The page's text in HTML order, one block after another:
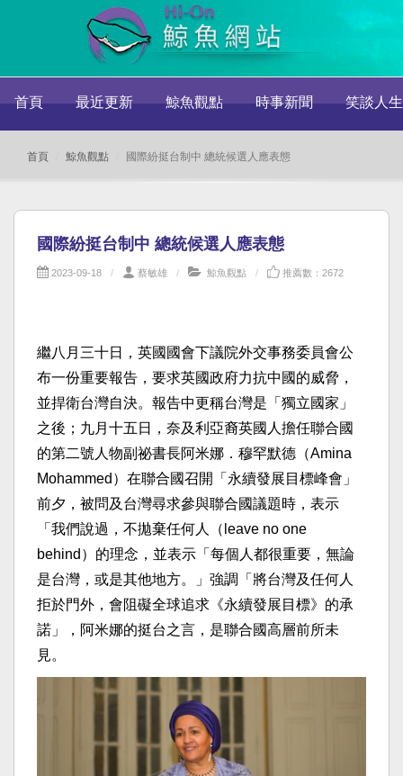
首頁 最近更新 鯨魚觀點 時事新聞 笑談人生
首頁 鯨魚觀點 國際紛挺台制中 總統候選人應表態
國際紛挺台制中 總統候選人應表態
2023-09-18 蔡敏雄 鯨魚觀點 推薦數：2672
繼八月三十日，英國國會下議院外交事務委員會公
布一份重要報告，要求英國政府力抗中國的威脅，
並捍衛台灣自決。報告中更稱台灣是「獨立國家」
之後；九月十五日，奈及利亞裔英國人擔任聯合國
的第二號人物副祕書長阿米娜．穆罕默德（Amina
Mohammed）在聯合國召開「永續發展目標峰會」
前夕，被問及台灣尋求參與聯合國議題時，表示
「我們說過，不拋棄任何人（leave no one
behind）的理念，並表示「每個人都很重要，無論
是台灣，或是其他地方。」強調「將台灣及任何人
拒於門外，會阻礙全球追求《永續發展目標》的承
諾」，阿米娜的挺台之言，是聯合國高層前所未
見。